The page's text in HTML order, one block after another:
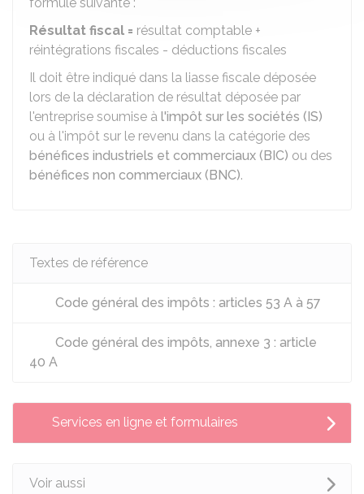
Résultat fiscal = résultat comptable +
réintégrations fiscales - déductions fiscales
Il doit être indiqué dans la liasse fiscale déposée
lors de la déclaration de résultat déposée par
l'entreprise soumise à l'impôt sur les sociétés (IS)
ou à l'impôt sur le revenu dans la catégorie des
bénéfices industriels et commerciaux (BIC) ou des
bénéfices non commerciaux (BNC).
Textes de référence
Code général des impôts : articles 53 A à 57
Code général des impôts, annexe 3 : article
40 A
Services en ligne et formulaires
Voir aussi